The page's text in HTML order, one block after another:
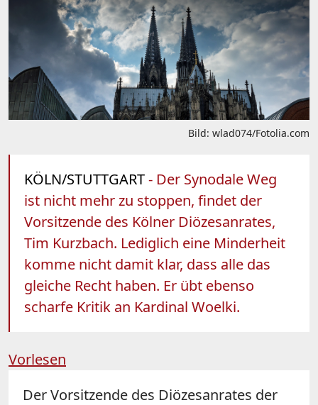
Bild: wlad074/Fotolia.com
KÖLN/STUTTGART- Der Synodale Weg
ist nicht mehr zu stoppen, findet der
Vorsitzende des Kölner Diözesanrates,
Tim Kurzbach. Lediglich eine Minderheit
komme nicht damit klar, dass alle das
gleiche Recht haben. Er übt ebenso
scharfe Kritik an Kardinal Woelki.
Vorlesen
Der Vorsitzende des Diözesanrates der